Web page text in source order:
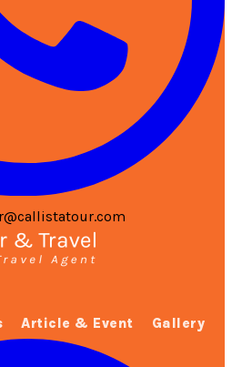
Article & Event Gallery